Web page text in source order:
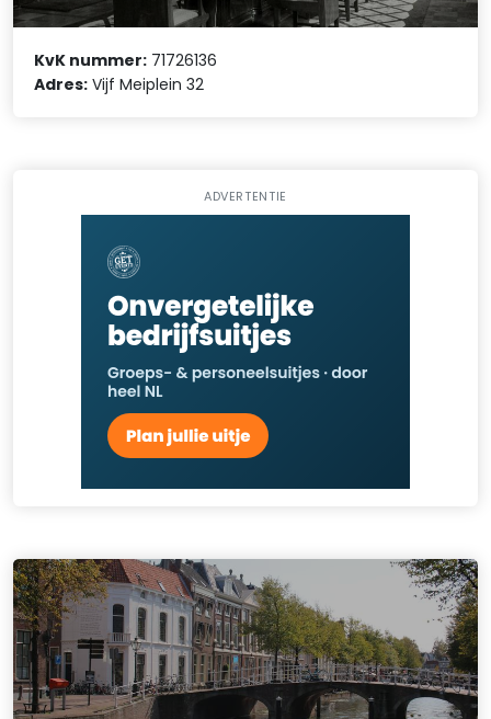
KvK nummer: 71726136
Adres: Vijf Meiplein 32
ADVERTENTIE